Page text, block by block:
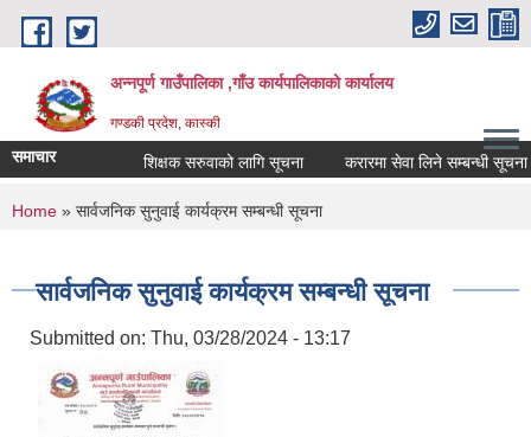
Skip to main content
अन्नपूर्ण गाउँपालिका ,गाँउ कार्यपालिकाको कार्यालय
गण्डकी प्रदेश, कास्की
समाचार शिक्षक सरुवाको लागि सूचना करारमा सेवा लिने सम्बन्धी सूचना ।
You are here
Home » सार्वजनिक सुनुवाई कार्यक्रम सम्बन्धी सूचना
सार्वजनिक सुनुवाई कार्यक्रम सम्बन्धी सूचना
Submitted on: Thu, 03/28/2024 - 13:17